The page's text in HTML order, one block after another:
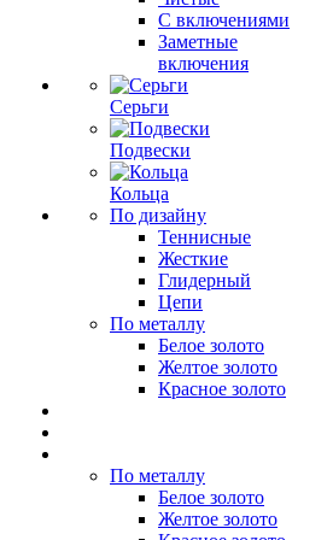
С включениями
Заметные
включения
Серьги
Подвески
Кольца
По дизайну
Теннисные
Жесткие
Глидерный
Цепи
По металлу
Белое золото
Желтое золото
Красное золото
По металлу
Белое золото
Желтое золото